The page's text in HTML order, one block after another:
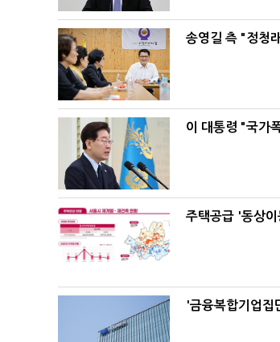
송영길 측 "정청
이 대통령 "국가
주택공급 '동상
'금융복합기업집